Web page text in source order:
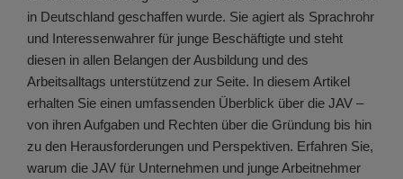
in Deutschland geschaffen wurde. Sie agiert als Sprachrohr
und Interessenwahrer für junge Beschäftigte und steht
diesen in allen Belangen der Ausbildung und des
Arbeitsalltags unterstützend zur Seite. In diesem Artikel
erhalten Sie einen umfassenden Überblick über die JAV –
von ihren Aufgaben und Rechten über die Gründung bis hin
zu den Herausforderungen und Perspektiven. Erfahren Sie,
warum die JAV für Unternehmen und junge Arbeitnehmer